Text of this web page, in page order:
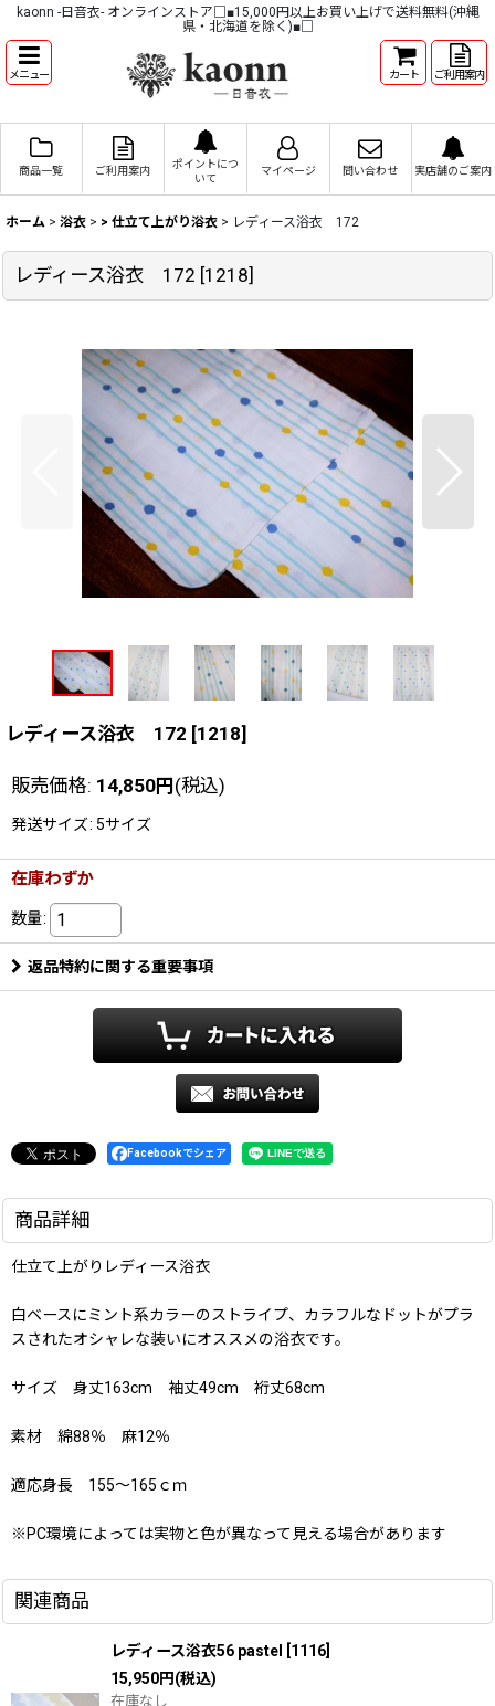
kaonn -日音衣- オンラインストア□■15,000円以上お買い上げで送料無料(沖縄
県・北海道を除く)■□
メニュー カート ご利用案内
商品一覧 ご利用案内
ポイントにつ
いて
マイページ 問い合わせ 実店舗のご案内
ホーム > 浴衣 > > 仕立て上がり浴衣 > レディース浴衣 172
レディース浴衣 172 [1218]
レディース浴衣 172 [1218]
販売価格: 14,850円(税込)
発送サイズ: 5サイズ
在庫わずか
数量:
返品特約に関する重要事項
Facebookでシェア
商品詳細
仕立て上がりレディース浴衣
白ベースにミント系カラーのストライプ、カラフルなドットがプラ
スされたオシャレな装いにオススメの浴衣です。
サイズ 身丈163cm 袖丈49cm 裄丈68cm
素材 綿88％ 麻12％
適応身長 155〜165ｃｍ
※PC環境によっては実物と色が異なって見える場合があります
関連商品
レディース浴衣56 pastel [1116]
15,950円(税込)
在庫なし